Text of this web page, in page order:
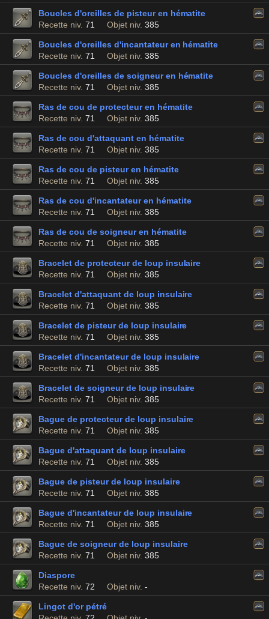
Boucles d'oreilles de pisteur en hématite
Recette niv. 71 Objet niv. 385
Boucles d'oreilles d'incantateur en hématite
Recette niv. 71 Objet niv. 385
Boucles d'oreilles de soigneur en hématite
Recette niv. 71 Objet niv. 385
Ras de cou de protecteur en hématite
Recette niv. 71 Objet niv. 385
Ras de cou d'attaquant en hématite
Recette niv. 71 Objet niv. 385
Ras de cou de pisteur en hématite
Recette niv. 71 Objet niv. 385
Ras de cou d'incantateur en hématite
Recette niv. 71 Objet niv. 385
Ras de cou de soigneur en hématite
Recette niv. 71 Objet niv. 385
Bracelet de protecteur de loup insulaire
Recette niv. 71 Objet niv. 385
Bracelet d'attaquant de loup insulaire
Recette niv. 71 Objet niv. 385
Bracelet de pisteur de loup insulaire
Recette niv. 71 Objet niv. 385
Bracelet d'incantateur de loup insulaire
Recette niv. 71 Objet niv. 385
Bracelet de soigneur de loup insulaire
Recette niv. 71 Objet niv. 385
Bague de protecteur de loup insulaire
Recette niv. 71 Objet niv. 385
Bague d'attaquant de loup insulaire
Recette niv. 71 Objet niv. 385
Bague de pisteur de loup insulaire
Recette niv. 71 Objet niv. 385
Bague d'incantateur de loup insulaire
Recette niv. 71 Objet niv. 385
Bague de soigneur de loup insulaire
Recette niv. 71 Objet niv. 385
Diaspore
Recette niv. 72 Objet niv. -
Lingot d'or pétré